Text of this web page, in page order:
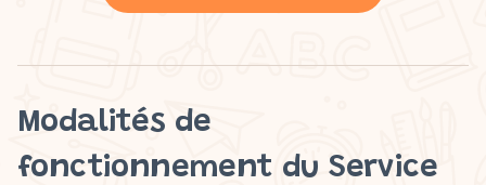
Modalités de
fonctionnement du Service